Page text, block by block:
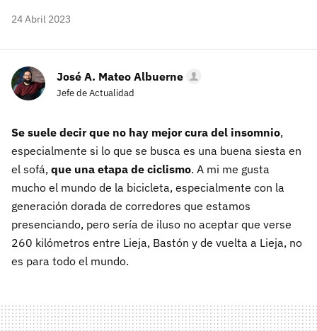
24 Abril 2023
José A. Mateo Albuerne
Jefe de Actualidad
Se suele decir que no hay mejor cura del insomnio,
especialmente si lo que se busca es una buena siesta en
el sofá, que una etapa de ciclismo. A mi me gusta
mucho el mundo de la bicicleta, especialmente con la
generación dorada de corredores que estamos
presenciando, pero sería de iluso no aceptar que verse
260 kilómetros entre Lieja, Bastón y de vuelta a Lieja, no
es para todo el mundo.